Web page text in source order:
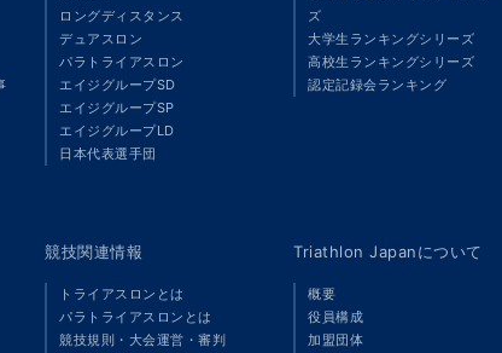
ロングディスタンス
デュアスロン
パラトライアスロン
エイジグループSD
エイジグループSP
エイジグループLD
日本代表選手団
ズ
大学生ランキングシリーズ
高校生ランキングシリーズ
認定記録会ランキング
競技関連情報
トライアスロンとは
パラトライアスロンとは
競技規則・大会運営・審判
Triathlon Japanについて
概要
役員構成
加盟団体